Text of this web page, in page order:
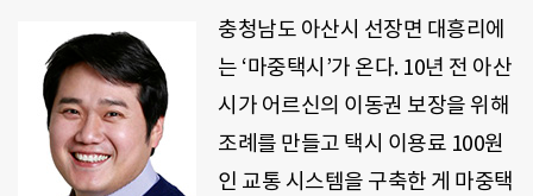
충청남도 아산시 선장면 대흥리에
는 ‘마중택시’가 온다. 10년 전 아산
시가 어르신의 이동권 보장을 위해
조례를 만들고 택시 이용료 100원
인 교통 시스템을 구축한 게 마중택